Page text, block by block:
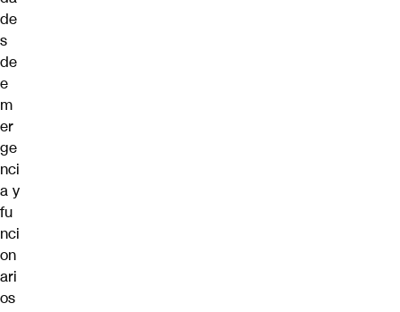
de
s
de
e
m
er
ge
nci
a y
fu
nci
on
ari
os